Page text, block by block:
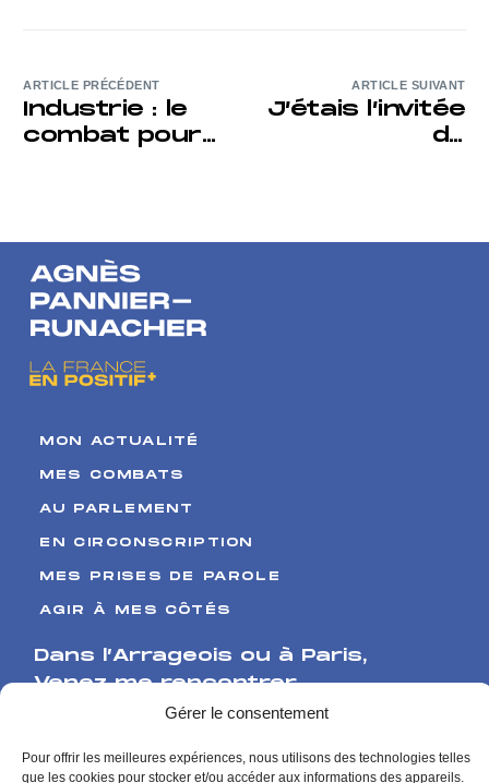
Gérer le consentement
Pour offrir les meilleures expériences, nous utilisons des technologies telles
que les cookies pour stocker et/ou accéder aux informations des appareils.
ARTICLE PRÉCÉDENT
Industrie : le
combat pour
ARTICLE SUIVANT
J’étais l’invitée
de
MON ACTUALITÉ
MES COMBATS
AU PARLEMENT
EN CIRCONSCRIPTION
MES PRISES DE PAROLE
AGIR À MES CÔTÉS
Dans l’Arrageois ou à Paris,
Venez me rencontrer
62000 Arras